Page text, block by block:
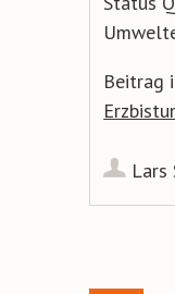
Beitrag
Lars